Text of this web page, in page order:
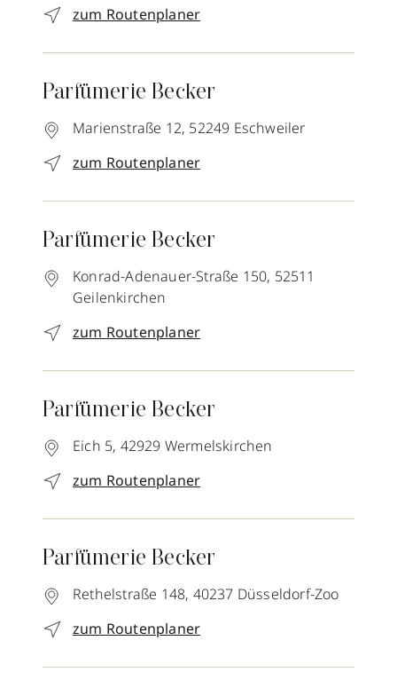
zum Routenplaner
Parfümerie Becker
Marienstraße 12, 52249 Eschweiler
zum Routenplaner
Parfümerie Becker
Konrad-Adenauer-Straße 150, 52511
Geilenkirchen
zum Routenplaner
Parfümerie Becker
Eich 5, 42929 Wermelskirchen
zum Routenplaner
Parfümerie Becker
Rethelstraße 148, 40237 Düsseldorf-Zoo
zum Routenplaner